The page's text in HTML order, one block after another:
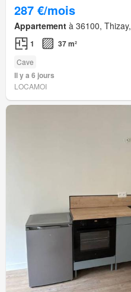
287 €/mois
Appartement à 36100,
1 37 m²
Cave
Il y a 6 jours
LOCAMOI